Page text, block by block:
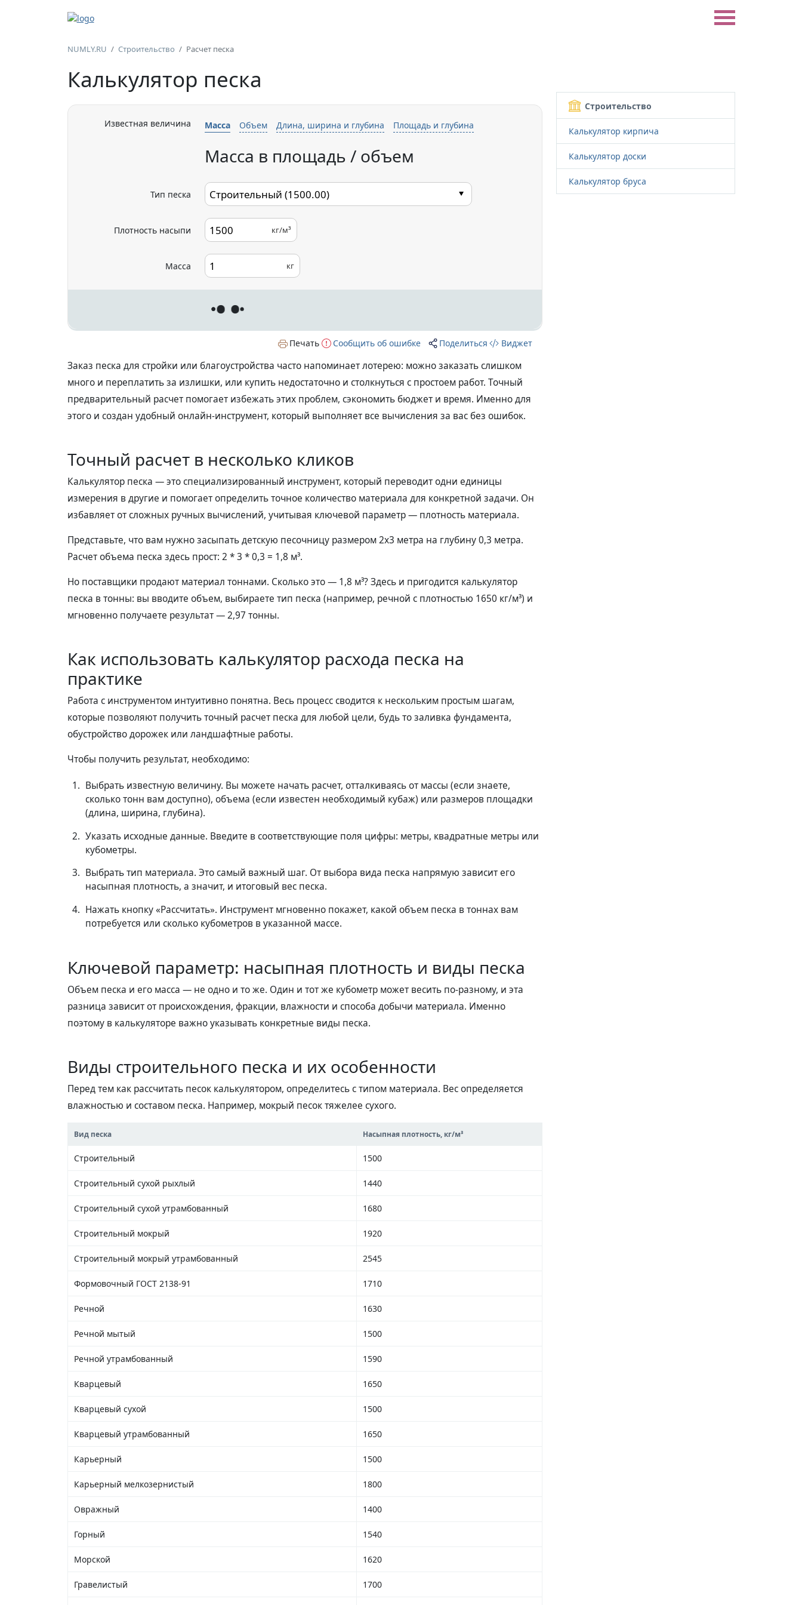
NUMLY.RU Строительство Расчет песка
Калькулятор песка
Известная величина Масса Объем Длина, ширина и глубина Площадь и глубина
Масса в площадь / объем
Тип песка
Плотность насыпи кг/м³
Масса кг
Печать Сообщить об ошибке Поделиться Виджет
Заказ песка для стройки или благоустройства часто напоминает лотерею: можно заказать слишком
много и переплатить за излишки, или купить недостаточно и столкнуться с простоем работ. Точный
предварительный расчет помогает избежать этих проблем, сэкономить бюджет и время. Именно для
этого и создан удобный онлайн-инструмент, который выполняет все вычисления за вас без ошибок.
Точный расчет в несколько кликов
Калькулятор песка — это специализированный инструмент, который переводит одни единицы
измерения в другие и помогает определить точное количество материала для конкретной задачи. Он
избавляет от сложных ручных вычислений, учитывая ключевой параметр — плотность материала.
Представьте, что вам нужно засыпать детскую песочницу размером 2х3 метра на глубину 0,3 метра.
Расчет объема песка здесь прост: 2 * 3 * 0,3 = 1,8 м³.
Но поставщики продают материал тоннами. Сколько это — 1,8 м³? Здесь и пригодится калькулятор
песка в тонны: вы вводите объем, выбираете тип песка (например, речной с плотностью 1650 кг/м³) и
мгновенно получаете результат — 2,97 тонны.
Как использовать калькулятор расхода песка на
практике
Работа с инструментом интуитивно понятна. Весь процесс сводится к нескольким простым шагам,
которые позволяют получить точный расчет песка для любой цели, будь то заливка фундамента,
обустройство дорожек или ландшафтные работы.
Чтобы получить результат, необходимо:
Выбрать известную величину. Вы можете начать расчет, отталкиваясь от массы (если знаете,
сколько тонн вам доступно), объема (если известен необходимый кубаж) или размеров площадки
(длина, ширина, глубина).
Указать исходные данные. Введите в соответствующие поля цифры: метры, квадратные метры или
кубометры.
Выбрать тип материала. Это самый важный шаг. От выбора вида песка напрямую зависит его
насыпная плотность, а значит, и итоговый вес песка.
Нажать кнопку «Рассчитать». Инструмент мгновенно покажет, какой объем песка в тоннах вам
потребуется или сколько кубометров в указанной массе.
Ключевой параметр: насыпная плотность и виды песка
Объем песка и его масса — не одно и то же. Один и тот же кубометр может весить по-разному, и эта
разница зависит от происхождения, фракции, влажности и способа добычи материала. Именно
поэтому в калькуляторе важно указывать конкретные виды песка.
Виды строительного песка и их особенности
Перед тем как рассчитать песок калькулятором, определитесь с типом материала. Вес определяется
влажностью и составом песка. Например, мокрый песок тяжелее сухого.
Вид песка Насыпная плотность, кг/м³
Строительный 1500
Строительный сухой рыхлый 1440
Строительный сухой утрамбованный 1680
Строительный мокрый 1920
Строительный мокрый утрамбованный 2545
Формовочный ГОСТ 2138-91 1710
Речной 1630
Речной мытый 1500
Речной утрамбованный 1590
Кварцевый 1650
Кварцевый сухой 1500
Кварцевый утрамбованный 1650
Карьерный 1500
Карьерный мелкозернистый 1800
Овражный 1400
Горный 1540
Морской 1620
Гравелистый 1700
Строительство
Калькулятор кирпича
Калькулятор доски
Калькулятор бруса